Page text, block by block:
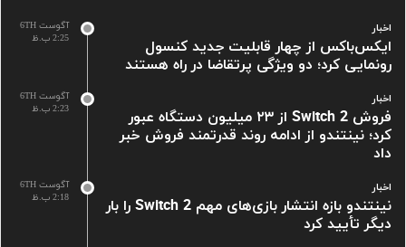
آگوست 6TH
2:25 ب.ظ
اخبار
ایکس‌باکس از چهار قابلیت جدید کنسول
رونمایی کرد؛ دو ویژگی پرتقاضا در راه هستند
آگوست 6TH
2:23 ب.ظ
اخبار
فروش Switch 2 از ۲۳ میلیون دستگاه عبور
کرد؛ نینتندو از ادامه روند قدرتمند فروش خبر
داد
آگوست 6TH
2:18 ب.ظ
اخبار
نینتندو بازه انتشار بازی‌های مهم Switch 2 را بار
دیگر تأیید کرد